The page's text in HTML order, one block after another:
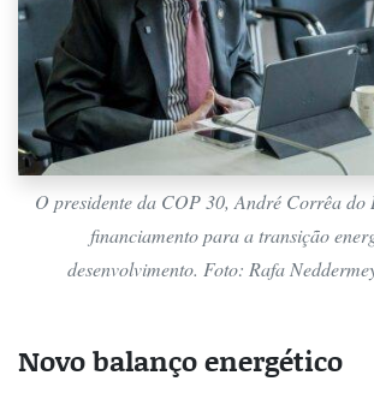
O presidente da COP 30, André Corrêa do
financiamento para a transição
desenvolvimento. Foto: Rafa
Novo balanço energético